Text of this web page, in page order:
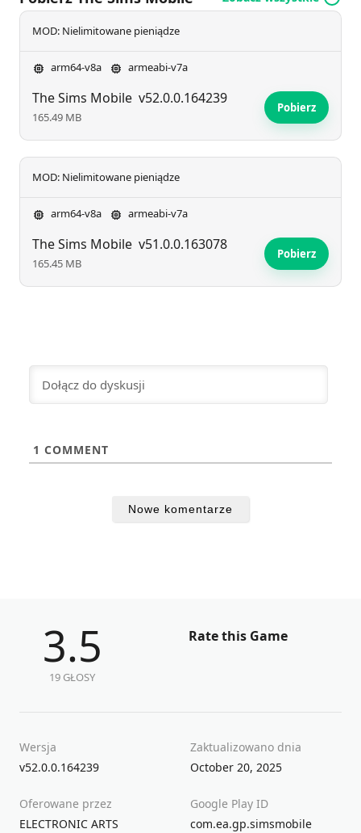
MOD: Nielimitowane pieniądze
arm64-v8a armeabi-v7a
The Sims Mobile v52.0.0.164239
165.49 MB
Pobierz
MOD: Nielimitowane pieniądze
arm64-v8a armeabi-v7a
The Sims Mobile v51.0.0.163078
165.45 MB
Pobierz
1 COMMENT
Nowe komentarze
3.5
19 GŁOSY
Rate this Game
Wersja
v52.0.0.164239
Zaktualizowano dnia
October 20, 2025
Oferowane przez
ELECTRONIC ARTS
Google Play ID
com.ea.gp.simsmobile